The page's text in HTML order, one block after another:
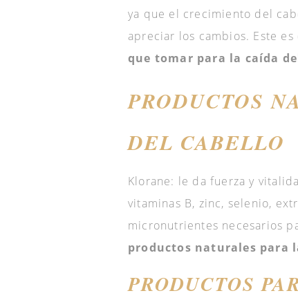
ya que el crecimiento del
apreciar los cambios. Este
que tomar para la caída
PRODUCTOS
DEL CABELLO
Klorane: le da fuerza y
vitaminas B, zinc, selenio,
micronutrientes necesarios
productos naturales para
PRODUCTOS